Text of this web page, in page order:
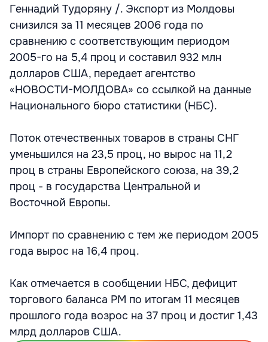
Геннадий Тудоряну /. Экспорт из Молдовы
снизился за 11 месяцев 2006 года по
сравнению с соответствующим периодом
2005-го на 5,4 проц и составил 932 млн
долларов США, передает агентство
«НОВОСТИ-МОЛДОВА» со ссылкой на данные
Национального бюро статистики (НБС).
Поток отечественных товаров в страны СНГ
уменьшился на 23,5 проц, но вырос на 11,2
проц в страны Европейского союза, на 39,2
проц - в государства Центральной и
Восточной Европы.
Импорт по сравнению с тем же периодом 2005
года вырос на 16,4 проц.
Как отмечается в сообщении НБС, дефицит
торгового баланса РМ по итогам 11 месяцев
прошлого года возрос на 37 проц и достиг 1,43
млрд долларов США.